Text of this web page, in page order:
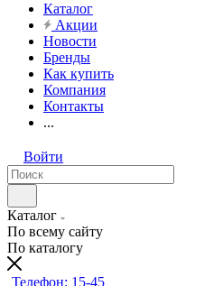
Каталог
Акции
Новости
Бренды
Как купить
Компания
Контакты
...
Войти
Каталог
По всему сайту
По каталогу
Телефон: 15-45